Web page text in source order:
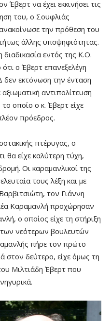
Έβερτ να έχει εκκινήσει τις
του, ο Σουφλιάς
την πρόθεση του
άλλης υποψηφιότητας.
εντός της Κ.Ο.
ο Έβερτ επανεξελέγη
εκτόνωση την ένταση
αντιπολίτευση
οποίο ο κ. Έβερτ είχε
πρόεδρος.
πτέρυγας, ο
θα είχε καλύτερη τύχη,
Οι καραμανλικοί της
τους λέξη και με
τον Γιάννη
Καραμανλή προχώρησαν
ο οποίος είχε τη στήριξη
νεότερων βουλευτών
πήρε τον πρώτο
στον δεύτερο, είχε όμως τη
Μιλτιάδη Έβερτ που